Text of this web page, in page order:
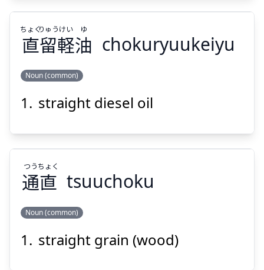
Suspend
ちょく
りゅう
けい
ゆ
Suspend
直留軽油
ちょくりゅうけい ゆ
chokuryuukeiyu
Noun (common)
straight diesel oil
通
つう
ちょく
通直
つうちょく
tsuuchoku
Noun (common)
straight grain (wood)